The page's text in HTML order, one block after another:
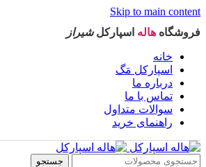
Skip to main content
فروشگاه هاله اسپارکلشیراز
خانه
اسپارکل مَگ
درباره ما
تماس با ما
سوالات متداول
راهنمای خرید
جستجو